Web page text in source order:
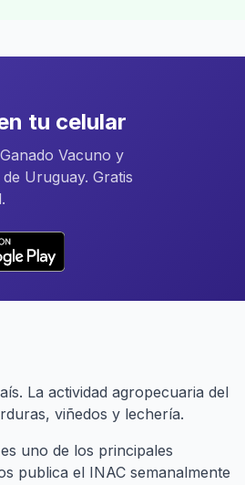
tu celular
Vacuno y
Uruguay. Gratis
La actividad agropecuaria del
viñedos y lechería.
uno de los principales
publica el INAC semanalmente